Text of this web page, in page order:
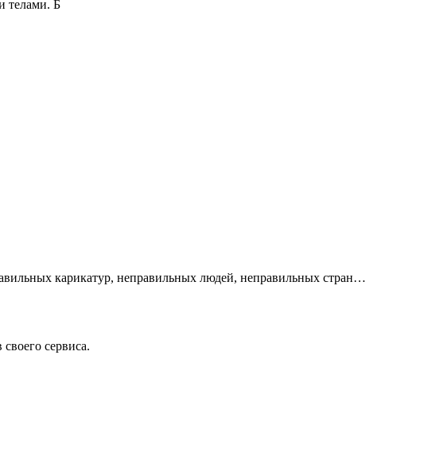
телами. Б
карикатур, неправильных людей, неправильных стран…
сервиса.